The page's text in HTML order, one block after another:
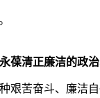
葆清正廉洁的政治
艰苦奋斗、廉洁